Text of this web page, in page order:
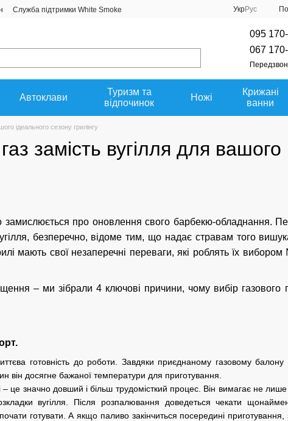
Служба підтримки White Smoke
УкрРус
095
067
Автоклави
Туризм та
відпочинок
Ножі
Крижані
ванни
ідеального сезону грилінгу
замість вугілля для вашого
замислюється про оновлення свого барбекю-обладнання.
безперечно, відоме тим, що надає стравам того
мають свої незаперечні переваги, які роблять їх
– ми зібрали 4 ключові причини, чому вибір газового
готовність до роботи. Завдяки приєднаному газовому балону
він досягне бажаної температури для приготування.
значно довший і більш трудомісткий процес. Він вимагає не лише
вугілля. Після розпалювання доведеться чекати
готувати. А якщо паливо закінчиться посередині